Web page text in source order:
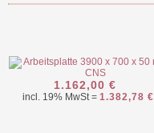
1.162,00 €
incl. 19% MwSt = 1.382,78 €